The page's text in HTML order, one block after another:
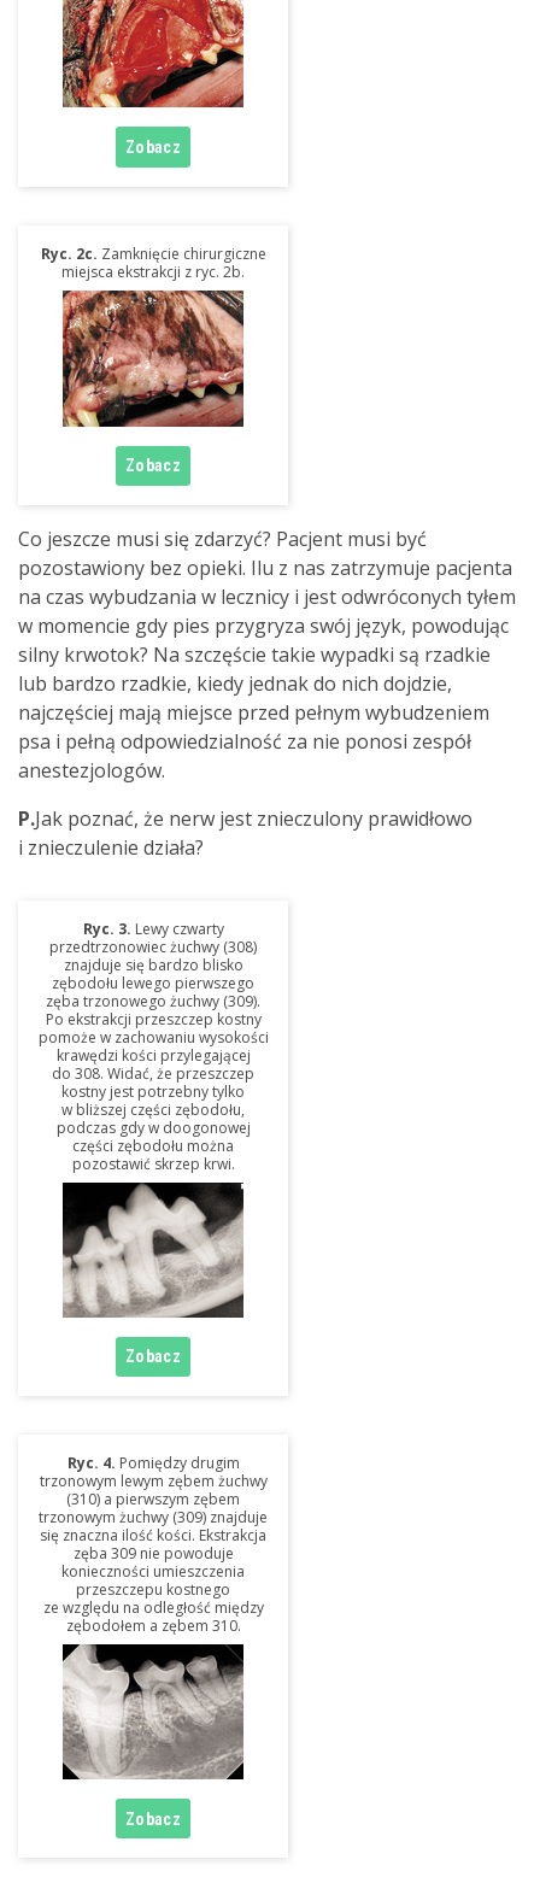
Ryc. 2c. Zamknięcie chirurgiczne
miejsca ekstrakcji z ryc. 2b.
Co jeszcze musi się zdarzyć? Pacjent musi być
pozostawiony bez opieki. Ilu z nas zatrzymuje pacjenta
na czas wybudzania w lecznicy i jest odwróconych tyłem
w momencie gdy pies przygryza swój język, powodując
silny krwotok? Na szczęście takie wypadki są rzadkie
lub bardzo rzadkie, kiedy jednak do nich dojdzie,
najczęściej mają miejsce przed pełnym wybudzeniem
psa i pełną odpowiedzialność za nie ponosi zespół
anestezjologów.
P.Jak poznać, że nerw jest znieczulony prawidłowo
i znieczulenie działa?
Ryc. 3. Lewy czwarty
przedtrzonowiec żuchwy (308)
znajduje się bardzo blisko
zębodołu lewego pierwszego
zęba trzonowego żuchwy (309).
Po ekstrakcji przeszczep kostny
pomoże w zachowaniu wysokości
krawędzi kości przylegającej
do 308. Widać, że przeszczep
kostny jest potrzebny tylko
w bliższej części zębodołu,
podczas gdy w doogonowej
części zębodołu można
pozostawić skrzep krwi.
Ryc. 4. Pomiędzy drugim
trzonowym lewym zębem żuchwy
(310) a pierwszym zębem
trzonowym żuchwy (309) znajduje
się znaczna ilość kości. Ekstrakcja
zęba 309 nie powoduje
konieczności umieszczenia
przeszczepu kostnego
ze względu na odległość między
zębodołem a zębem 310.